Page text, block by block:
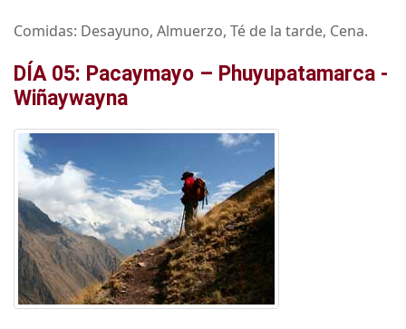
Comidas: Desayuno, Almuerzo, Té de la tarde, Cena.
DÍA 05: Pacaymayo – Phuyupatamarca -
Wiñaywayna